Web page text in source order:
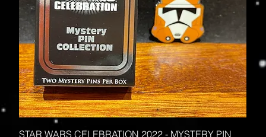
STAR WARS CELEBRATION 2022 - MYSTERY PIN